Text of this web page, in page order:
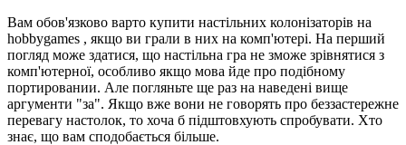
Вам обов'язково варто купити настільних колонізаторів на
hobbygames , якщо ви грали в них на комп'ютері. На перший
погляд може здатися, що настільна гра не зможе зрівнятися з
комп'ютерної, особливо якщо мова йде про подібному
портировании. Але погляньте ще раз на наведені вище
аргументи "за". Якщо вже вони не говорять про беззастережне
перевагу настолок, то хоча б підштовхують спробувати. Хто
знає, що вам сподобається більше.